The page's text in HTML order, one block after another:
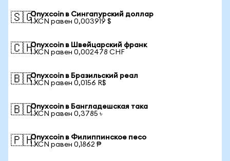
🇸🇬Onyxcoin в Сингапурский доллар
1 XCN равен 0,003919 $
🇨🇭Onyxcoin в Швейцарский франк
1 XCN равен 0,002478 CHF
🇧🇷Onyxcoin в Бразильский реал
1 XCN равен 0,0156 R$
🇧🇩Onyxcoin в Бангладешская така
1 XCN равен 0,3785 ৳
🇵🇭Onyxcoin в Филиппинское песо
1 XCN равен 0,1862 ₱